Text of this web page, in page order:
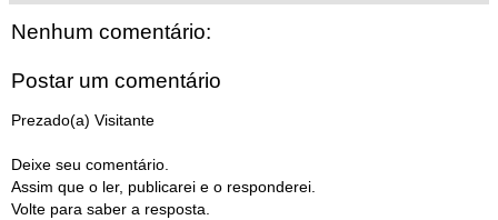
Nenhum comentário:
Postar um comentário
Prezado(a) Visitante
Deixe seu comentário.
Assim que o ler, publicarei e o responderei.
Volte para saber a resposta.